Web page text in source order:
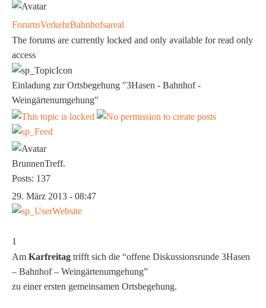
ForumsVerkehrBahnhofsareal
The forums are currently locked and only available for read only
access
Einladung zur Ortsbegehung "3Hasen - Bahnhof -
Weingärtenumgehung"
BrunnenTreff.
Posts: 137
29. März 2013 - 08:47
1
Am Karfreitag trifft sich die “offene Diskussionsrunde 3Hasen
– Bahnhof – Weingärtenumgehung”
zu einer ersten gemeinsamen Ortsbegehung.